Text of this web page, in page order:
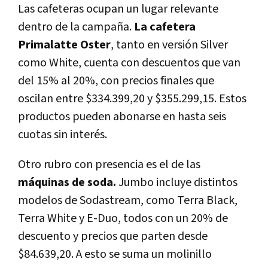
Las cafeteras ocupan un lugar relevante
dentro de la campaña. La cafetera
Primalatte Oster, tanto en versión Silver
como White, cuenta con descuentos que van
del 15% al 20%, con precios finales que
oscilan entre $334.399,20 y $355.299,15. Estos
productos pueden abonarse en hasta seis
cuotas sin interés.
Otro rubro con presencia es el de las
máquinas de soda.Jumbo incluye distintos
modelos de Sodastream, como Terra Black,
Terra White y E-Duo, todos con un 20% de
descuento y precios que parten desde
$84.639,20. A esto se suma un molinillo